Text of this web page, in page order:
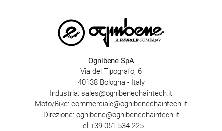
Ognibene SpA
Via del Tipografo, 6
40138 Bologna - Italy
Industria: sales@ognibenechaintech.it
Moto/Bike: commerciale@ognibenechaintech.it
Direzione: ognibene@ognibenechaintech.it
Tel +39 051 534 225